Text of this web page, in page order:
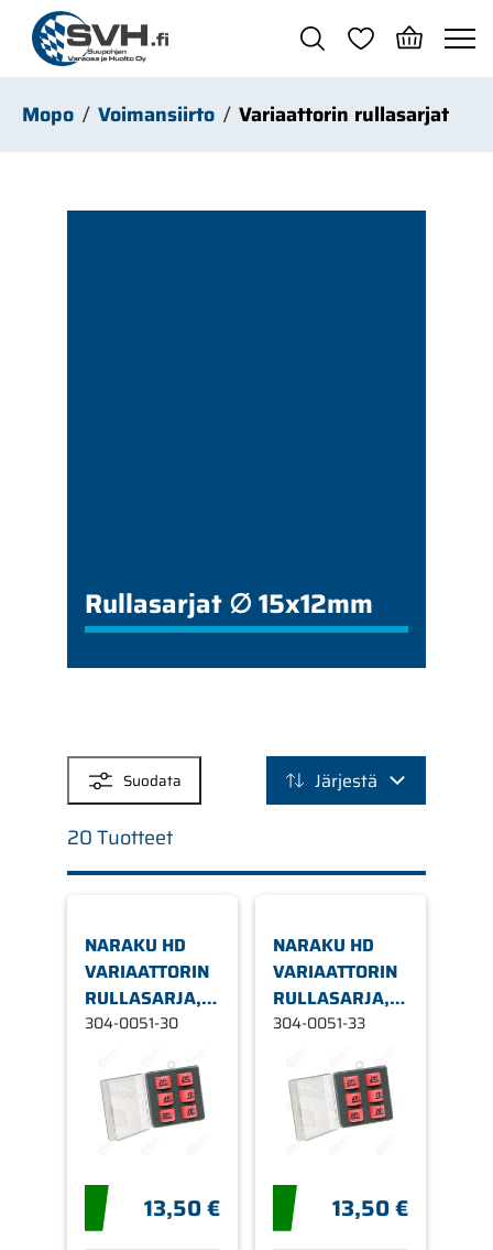
Siirry pääsisältöön
Mopo Voimansiirto Variaattorin rullasarjat
Rullasarjat ∅ 15x12mm
Suodata Järjestä
20 Tuotteet
NARAKU HD
VARIAATTORIN
RULLASARJA, Ø
15 X 12 MM
304-0051-30
13,50 €
NARAKU HD
VARIAATTORIN
RULLASARJA, Ø
15 X 12 MM 3,3G
304-0051-33
13,50 €